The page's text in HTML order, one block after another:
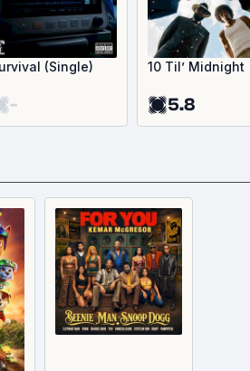
(Single)
-
10 Til’ Midnight
5.8